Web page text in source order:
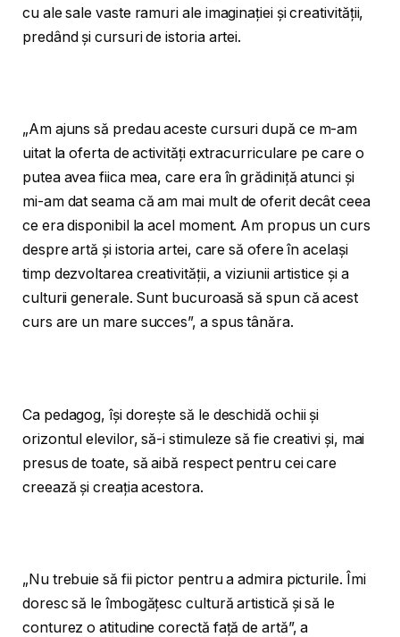
cu ale sale vaste ramuri ale imaginației și creativității,
predând și cursuri de istoria artei.
„Am ajuns să predau aceste cursuri după ce m-am
uitat la oferta de activități extracurriculare pe care o
putea avea fiica mea, care era în grădiniță atunci și
mi-am dat seama că am mai mult de oferit decât ceea
ce era disponibil la acel moment. Am propus un curs
despre artă și istoria artei, care să ofere în același
timp dezvoltarea creativității, a viziunii artistice și a
culturii generale. Sunt bucuroasă să spun că acest
curs are un mare succes”, a spus tânăra.
Ca pedagog, își dorește să le deschidă ochii și
orizontul elevilor, să-i stimuleze să fie creativi și, mai
presus de toate, să aibă respect pentru cei care
creează și creația acestora.
„Nu trebuie să fii pictor pentru a admira picturile. Îmi
doresc să le îmbogățesc cultură artistică și să le
conturez o atitudine corectă față de artă”, a